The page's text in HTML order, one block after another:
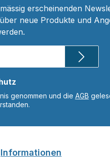
erscheinenden
neue Produkte und
genommen und die AGB
Informationen